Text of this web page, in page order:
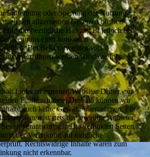
Entfernung oder Sperrung der Nutzung
den allgemeinen Gesetzen bleiben
Eine diesbezügliche Haftung ist jedoch erst
Kenntnis einer konkreten
Bei Bekanntwerden von
werden wir diese Inhalte
Links zu externen Websites Dritter, auf
Einfluss haben. Deshalb können wir
auch keine Gewähr übernehmen. Für
Seiten ist stets der jeweilige Anbieter
verantwortlich. Die verlinkten Seiten
der Verlinkung auf mögliche
Rechtswidrige Inhalte waren zum
nicht erkennbar.